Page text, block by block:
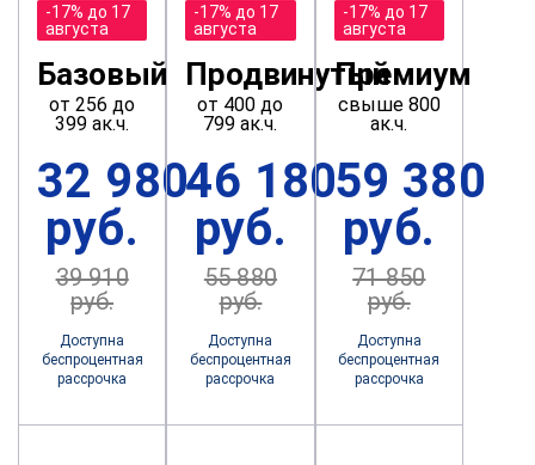
-17% до 17
августа
Базовый
от 256 до
399 ак.ч.
32 980
руб.
39 910
руб.
Доступна
беспроцентная
рассрочка
-17% до 17
августа
Продвинутый
от 400 до
799 ак.ч.
46 180
руб.
55 880
руб.
Доступна
беспроцентная
рассрочка
-17% до 17
августа
Премиум
свыше 800
ак.ч.
59 380
руб.
71 850
руб.
Доступна
беспроцентная
рассрочка